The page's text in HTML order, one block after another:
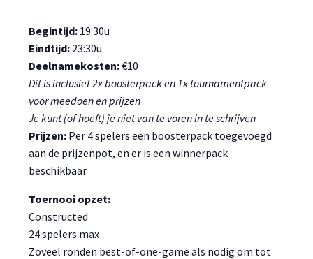
Begintijd: 19:30u
Eindtijd: 23:30u
Deelnamekosten:€10
Dit is inclusief 2x boosterpack en 1x tournamentpack
voor meedoen en prijzen
Je kunt (of hoeft) je niet van te voren in te schrijven
Prijzen: Per 4 spelers een boosterpack toegevoegd
aan de prijzenpot, en er is een winnerpack
beschikbaar
Toernooi opzet:
Constructed
24 spelers max
Zoveel ronden best-of-one-game als nodig om tot